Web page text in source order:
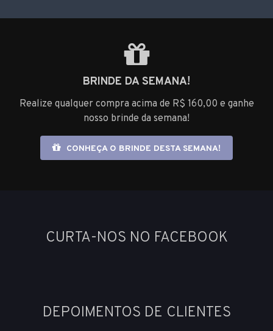
BRINDE DA SEMANA!
Realize qualquer compra acima de R$ 160,00 e ganhe
nosso brinde da semana!
CONHEÇA O BRINDE DESTA SEMANA!
CURTA-NOS NO FACEBOOK
DEPOIMENTOS DE CLIENTES